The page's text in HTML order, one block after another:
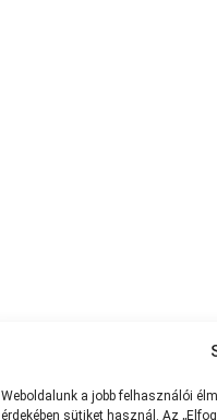
Weboldalunk a jobb felhasználói
érdekében sütiket használ. Az